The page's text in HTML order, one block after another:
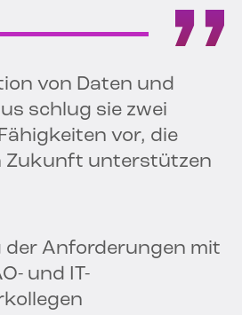
von Daten und
schlug sie zwei
vor, die
Zukunft unterstützen
Anforderungen mit
und IT-